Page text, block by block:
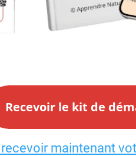
Recevoir le kit de
maintenant